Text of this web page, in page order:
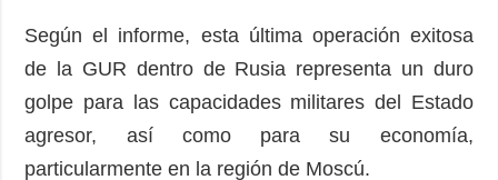
Según el informe, esta última operación exitosa
de la GUR dentro de Rusia representa un duro
golpe para las capacidades militares del Estado
agresor, así como para su economía,
particularmente en la región de Moscú.